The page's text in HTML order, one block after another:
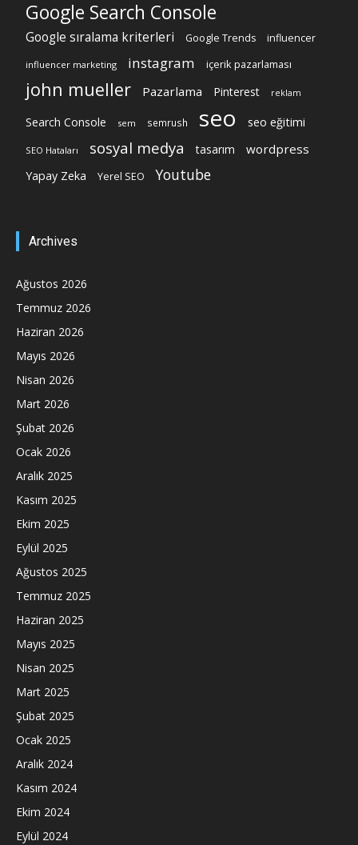
Google Search Console
Google sıralama kriterleri Google Trends influencer
influencer marketing instagram içerik pazarlaması
john mueller Pazarlama Pinterest reklam
Search Console sem semrush seo seo eğitimi
SEO Hataları sosyal medya tasarım wordpress
Yapay Zeka Yerel SEO Youtube
Archives
Ağustos 2026
Temmuz 2026
Haziran 2026
Mayıs 2026
Nisan 2026
Mart 2026
Şubat 2026
Ocak 2026
Aralık 2025
Kasım 2025
Ekim 2025
Eylül 2025
Ağustos 2025
Temmuz 2025
Haziran 2025
Mayıs 2025
Nisan 2025
Mart 2025
Şubat 2025
Ocak 2025
Aralık 2024
Kasım 2024
Ekim 2024
Eylül 2024